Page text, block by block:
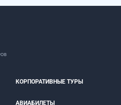
КОРПОРАТИВНЫЕ ТУРЫ
АВИАБИЛЕТЫ